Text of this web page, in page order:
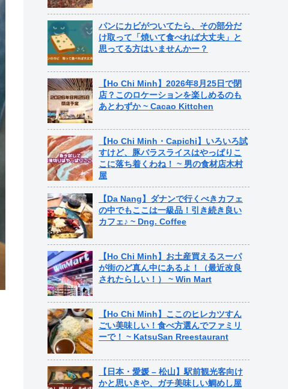
パンにカビがついてたら、その部分だ
け取って「焼いて食べれば大丈夫」と
思ってる方はいませんかー？
【Ho Chi Minh】2026年8月25日で閉
店？このロケーションを楽しめるのも
あとわずか ~ Cacao Kittchen
【Ho Chi Minh・Capichi】いろいろ試
すけど、豚バラスライスはやっぱりこ
こに落ち着くわね！ ~ 男の食材店木村
屋
【Da Nang】ダナンで行くべきカフェ
の中でもここは一級品！引き続き良い
カフェ♪ ~ Dng. Coffee
【Ho Chi Minh】お土産買えるスーパ
が街のど真ん中にあるよ！（最近改良
されたらしい！） ~ Win Mart
【Ho Chi Minh】ここのヒレカツすん
ごい美味しい！食べ方選んでファミリ
ーで！ ~ KatsuSan Rreestaurant
【日本・愛媛 – 松山】駅前観光客向け
かと思いきや、ガチ美味しい鯛めし屋